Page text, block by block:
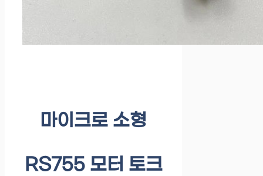
마이크로 소형
RS755 모터 토크